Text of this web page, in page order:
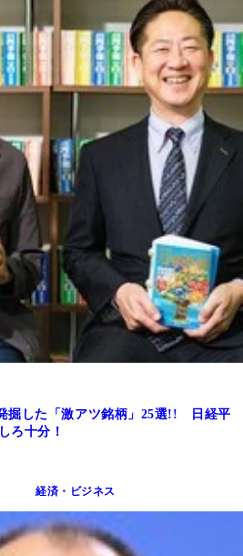
掘した「激アツ銘柄」25選!! 日経平
ろ十分！
経済・ビジネス